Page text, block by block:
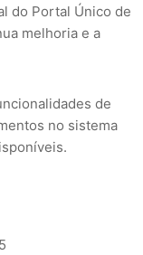
do Portal Único de
melhoria e a
de
no sistema